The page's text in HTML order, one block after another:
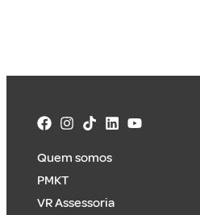
Quem somos
PMKT
VR Assessoria